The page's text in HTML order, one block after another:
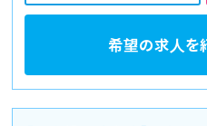
希望の求人を